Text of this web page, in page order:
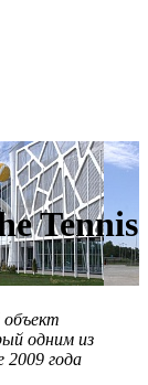
Tennis
одним из
2009 года